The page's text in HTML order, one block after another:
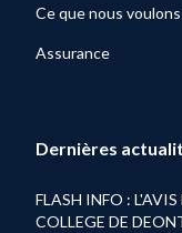
Ce que nous voulons
Assurance
Dernières
FLASH INFO : L'AVIS
COLLEGE DE